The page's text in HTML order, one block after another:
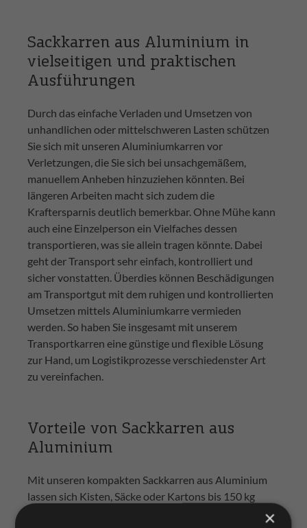
Sackkarren aus Aluminium in
vielseitigen und praktischen
Ausführungen
Durch das einfache Verladen und Umsetzen von
unhandlichen oder mittelschweren Lasten schützen
Sie sich mit unseren Aluminiumkarren vor
Verletzungen, die Sie sich bei unsachgemäßem,
manuellem Anheben hinzuziehen könnten. Bei
längeren Arbeiten macht sich zudem die
Kraftersparnis deutlich bemerkbar. Ohne Mühe kann
auch eine Einzelperson ein Vielfaches dessen
transportieren, was sie allein tragen könnte. Dabei
geht der Transport sehr einfach, kontrolliert und
sicher vonstatten. Überdies können Beschädigungen
am Transportgut mit dem ruhigen und kontrollierten
Umsetzen mittels Aluminiumkarre vermieden
werden. So haben Sie insgesamt mit unserem
Transportkarren eine günstige und flexible Lösung
zur Hand, um Logistikprozesse verschiedenster Art
zu vereinfachen.
Vorteile von Sackkarren aus
Aluminium
Mit unseren kompakten Sackkarren aus Aluminium
lassen sich Kisten, Säcke oder Kartons bis 150 kg
×